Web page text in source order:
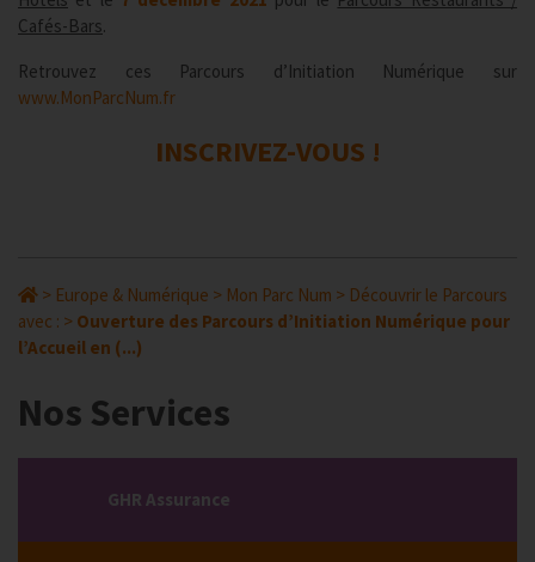
Cafés-Bars.
Retrouvez ces Parcours d’Initiation Numérique sur
www.MonParcNum.fr
INSCRIVEZ-VOUS !
> Europe & Numérique > Mon Parc Num > Découvrir le Parcours
avec : > Ouverture des Parcours d’Initiation Numérique pour
l’Accueil en (...)
Nos Services
GHR Assurance